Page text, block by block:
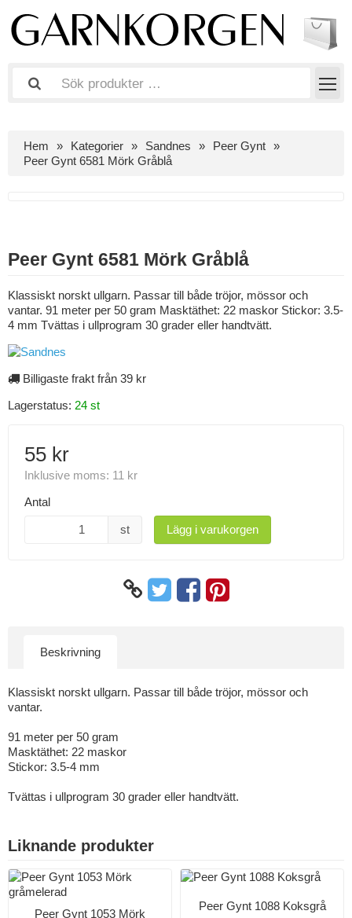
Hem Kategorier Sandnes
Peer Gynt
Peer Gynt 6581 Mörk Gråblå
Peer Gynt 6581 Mörk Gråblå
Klassiskt norskt ullgarn. Passar till både tröjor, mössor och
vantar. 91 meter per 50 gram Masktäthet: 22 maskor Stickor: 3.5-
4 mm Tvättas i ullprogram 30 grader eller handtvätt.
Billigaste frakt från 39 kr
Lagerstatus: 24 st
55 kr
Inklusive moms: 11 kr
Antal
st Lägg i varukorgen
Beskrivning
Klassiskt norskt ullgarn. Passar till både tröjor, mössor och
vantar.
91 meter per 50 gram
Masktäthet: 22 maskor
Stickor: 3.5-4 mm
Tvättas i ullprogram 30 grader eller handtvätt.
Liknande produkter
Peer Gynt 1053 Mörk
Peer Gynt 1088 Koksgrå